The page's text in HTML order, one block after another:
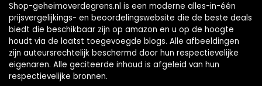
Shop-geheimoverdegrens.nl is een moderne alles-in-één
prijsvergelijkings- en beoordelingswebsite die de beste deals
biedt die beschikbaar zijn op amazon en u op de hoogte
houdt via de laatst toegevoegde blogs. Alle afbeeldingen
zijn auteursrechtelijk beschermd door hun respectievelijke
eigenaren. Alle geciteerde inhoud is afgeleid van hun
respectievelijke bronnen.